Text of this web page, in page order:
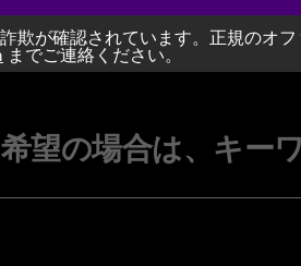
欺が確認されています。正規のオ
までご連絡ください。
望の場合は、キー